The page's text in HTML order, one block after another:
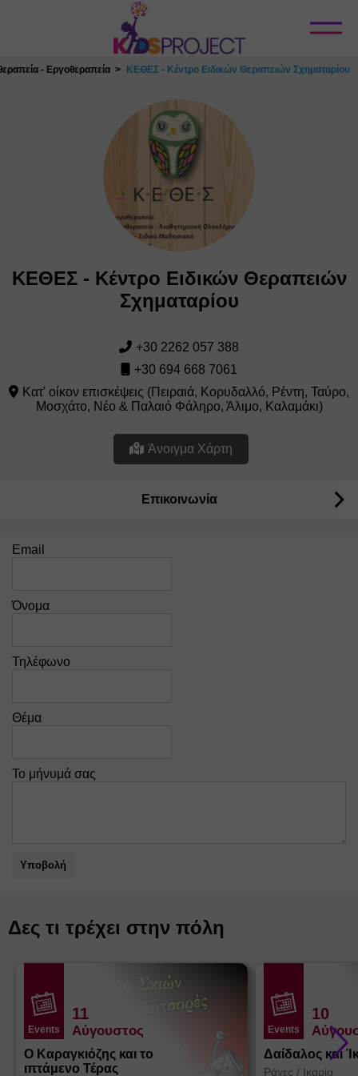
Κλείσιμο
- Εργοθεραπεία ΚΕΘΕΣ - Κέντρο Ειδικών Θεραπειών Σχηματαρίου
ΚΕΘΕΣ - Κέντρο Ειδικών Θεραπειών
Σχηματαρίου
+30 2262 057 388
+30 694 668 7061
Kατ' οίκον επισκέψεις (Πειραιά, Κορυδαλλό, Ρέντη, Ταύρο,
Μοσχάτο, Νέο & Παλαιό Φάληρο, Άλιμο, Καλαμάκι)
Άνοιγμα Χάρτη
Επικοινωνία
Email
Όνομα
Τηλέφωνο
Θέμα
Το μήνυμά σας
Υποβολή
Δες τι τρέχει στην πόλη
Events
11
Αύγουστος
Ο Καραγκιόζης και το
ιπτάμενο Τέρας
Events
10
Δαίδαλος και
Ράχες / Ικαρία